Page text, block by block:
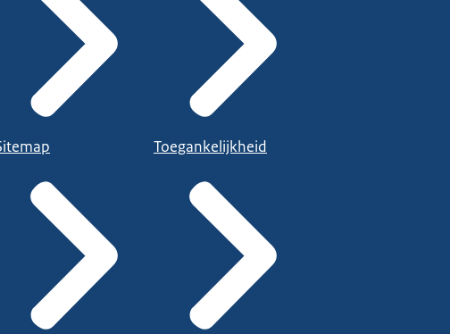
Toegankelijkheid